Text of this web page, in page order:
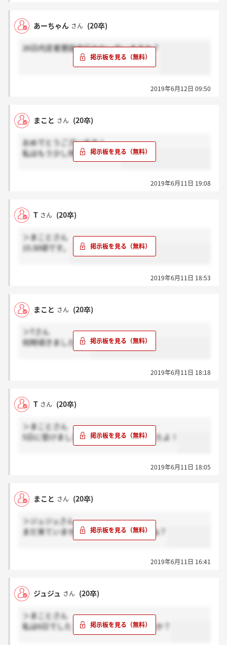
あーちゃん さん (20卒)
26日内定者懇談会行かない方いますか？
2019年6月12日 09:50
まこと さん (20卒)
おめでとうございます！
私はもう少し待ってみます！
2019年6月11日 19:08
T さん (20卒)
＞まことさん
15:30頃です。
2019年6月11日 18:53
まこと さん (20卒)
＞Tさん
何時頃きましたか！
2019年6月11日 18:18
T さん (20卒)
＞まことさん
5日に受けましたが、さっき結果来ましたよ！
2019年6月11日 18:05
まこと さん (20卒)
＞ジュジュさん
まだ来ていません。一週間前後ですよね？
2019年6月11日 16:41
ジュジュ さん (20卒)
＞まことさん
私は6日でした！もう連絡来られましたか？